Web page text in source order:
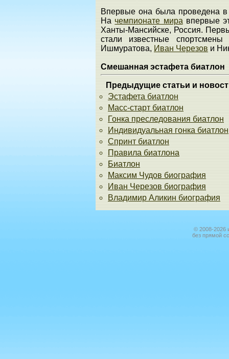
Впервые она была проведена
На чемпионате мира впервые
Ханты-Мансийске, Россия.
стали известные
Ишмуратова, Иван Черезов и
Смешанная эстафета биатлон
Предыдущие статьи и
Эстафета биатлон
Масс-старт биатлон
Гонка преследования биатлон
Индивидуальная гонка биатлон
Спринт биатлон
Правила биатлона
Биатлон
Максим Чудов биография
Иван Черезов биография
Владимир Аликин биография
© 2008-2026
без прямой